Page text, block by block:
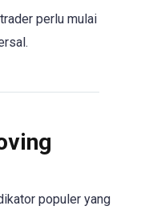
perlu mulai
populer yang